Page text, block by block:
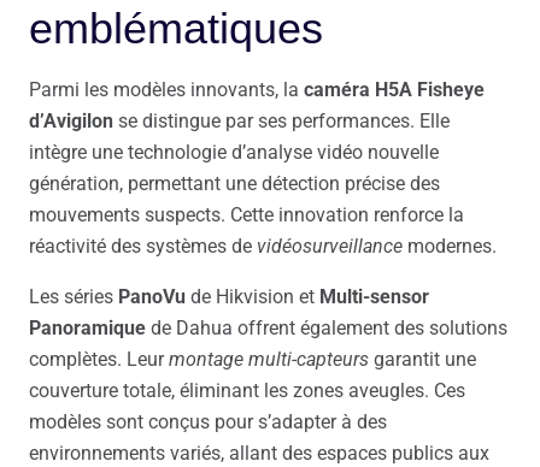
emblématiques
Parmi les modèles innovants, la caméra H5A Fisheye
d’Avigilon se distingue par ses performances. Elle
intègre une technologie d’analyse vidéo nouvelle
génération, permettant une détection précise des
mouvements suspects. Cette innovation renforce la
réactivité des systèmes de vidéosurveillance modernes.
Les séries PanoVu de Hikvision et Multi-sensor
Panoramique de Dahua offrent également des solutions
complètes. Leurmontage multi-capteurs garantit une
couverture totale, éliminant les zones aveugles. Ces
modèles sont conçus pour s’adapter à des
environnements variés, allant des espaces publics aux